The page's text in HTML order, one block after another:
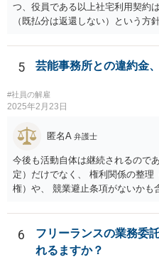
つ、役員である以上社宅利用契約
（既払分は返還しない）という方
連絡を入れて具体的な相談をした
シュのあるなしによって保全処分
容、合同会社の定款とあなたの役
は合同会社所有か？賃貸？、使用
して３０万円支給されてそこから
5 芸能事務所との違約金
#社員の解雇
2025年2月23日
匿名A 弁護士
今後も活動自体は継続されるので
定）だけでなく、 権利関係の整理
権）や、 競業避止条項がないかも
以上、 基本的には損害賠償額の予
行があるということであれば、
ととなります。
6
フリーランスの業務委
れるますか？